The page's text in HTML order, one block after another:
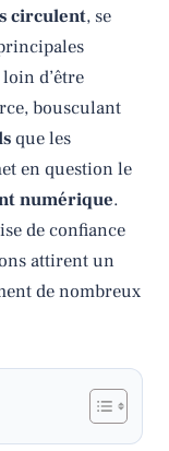
circulent, se
d’être
bousculant
que les
en question le
numérique.
de confiance
attirent un
de nombreux